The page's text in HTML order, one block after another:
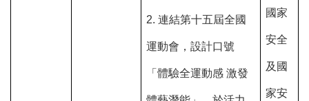
2. 連結第十五屆全國
運動會，設計口號
「體驗全運動感 激發
國家
安全
及國
家安